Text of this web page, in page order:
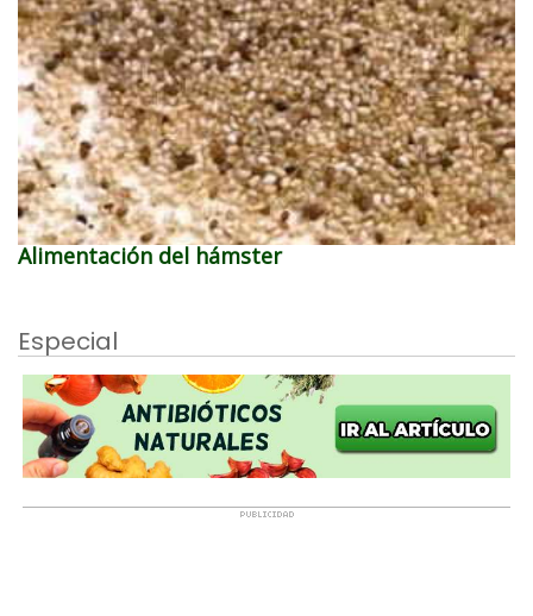
Alimentación del hámster
Especial